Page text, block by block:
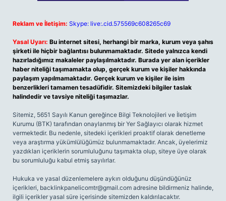
Reklam ve İletişim: Skype: live:.cid.575569c608265c69
Yasal Uyarı: Bu internet sitesi, herhangi bir marka, kurum veya şahıs
şirketi ile hiçbir bağlantısı bulunmamaktadır. Sitede yalnızca kendi
hazırladığımız makaleler paylaşılmaktadır. Burada yer alan içerikler
haber niteliği taşımamakta olup, gerçek kurum ve kişiler hakkında
paylaşım yapılmamaktadır. Gerçek kurum ve kişiler ile isim
benzerlikleri tamamen tesadüfidir. Sitemizdeki bilgiler taslak
halindedir ve tavsiye niteliği taşımazlar.
Sitemiz, 5651 Sayılı Kanun gereğince Bilgi Teknolojileri ve İletişim
Kurumu (BTK) tarafından onaylanmış bir Yer Sağlayıcı olarak hizmet
vermektedir. Bu nedenle, sitedeki içerikleri proaktif olarak denetleme
veya araştırma yükümlülüğümüz bulunmamaktadır. Ancak, üyelerimiz
yazdıkları içeriklerin sorumluluğunu taşımakta olup, siteye üye olarak
bu sorumluluğu kabul etmiş sayılırlar.
Hukuka ve yasal düzenlemelere aykırı olduğunu düşündüğünüz
içerikleri, backlinkpanelicomtr@gmail.com adresine bildirmeniz halinde,
ilgili içerikler yasal süre içerisinde sitemizden kaldırılacaktır.